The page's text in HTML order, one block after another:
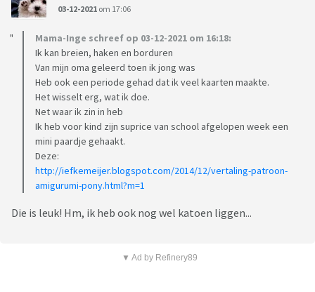
03-12-2021 om 17:06
Mama-Inge schreef op 03-12-2021 om 16:18:
Ik kan breien, haken en borduren
Van mijn oma geleerd toen ik jong was
Heb ook een periode gehad dat ik veel kaarten maakte.
Het wisselt erg, wat ik doe.
Net waar ik zin in heb
Ik heb voor kind zijn suprice van school afgelopen week een
mini paardje gehaakt.
Deze:
http://iefkemeijer.blogspot.com/2014/12/vertaling-patroon-
amigurumi-pony.html?m=1
Die is leuk! Hm, ik heb ook nog wel katoen liggen...
▼ Ad by Refinery89